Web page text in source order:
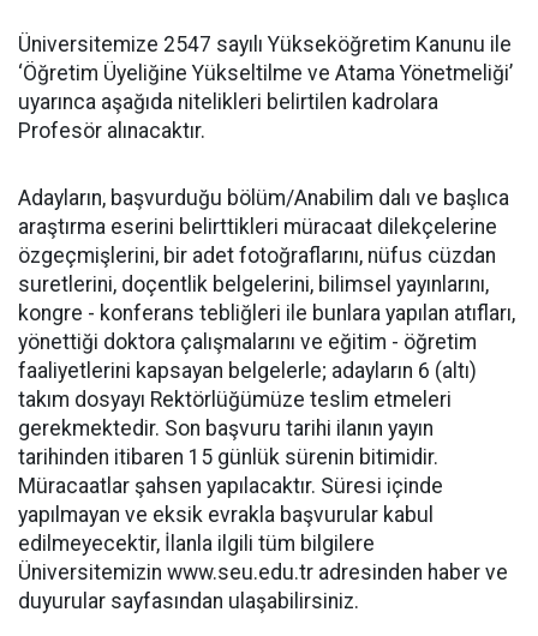
Üniversitemize 2547 sayılı Yükseköğretim Kanunu ile
‘Öğretim Üyeliğine Yükseltilme ve Atama Yönetmeliği’
uyarınca aşağıda nitelikleri belirtilen kadrolara
Profesör alınacaktır.
Adayların, başvurduğu bölüm/Anabilim dalı ve başlıca
araştırma eserini belirttikleri müracaat dilekçelerine
özgeçmişlerini, bir adet fotoğraflarını, nüfus cüzdan
suretlerini, doçentlik belgelerini, bilimsel yayınlarını,
kongre - konferans tebliğleri ile bunlara yapılan atıfları,
yönettiği doktora çalışmalarını ve eğitim - öğretim
faaliyetlerini kapsayan belgelerle; adayların 6 (altı)
takım dosyayı Rektörlüğümüze teslim etmeleri
gerekmektedir. Son başvuru tarihi ilanın yayın
tarihinden itibaren 15 günlük sürenin bitimidir.
Müracaatlar şahsen yapılacaktır. Süresi içinde
yapılmayan ve eksik evrakla başvurular kabul
edilmeyecektir, İlanla ilgili tüm bilgilere
Üniversitemizin www.seu.edu.tr adresinden haber ve
duyurular sayfasından ulaşabilirsiniz.